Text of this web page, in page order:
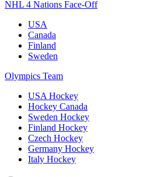
NHL 4 Nations Face-Off
USA
Canada
Finland
Sweden
Olympics Team
USA Hockey
Hockey Canada
Sweden Hockey
Finland Hockey
Czech Hockey
Germany Hockey
Italy Hockey